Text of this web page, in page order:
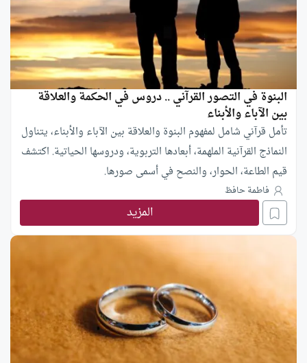
البنوة في التصور القرآني .. دروس في الحكمة والعلاقة
بين الآباء والأبناء
تأمل قرآني شامل لمفهوم البنوة والعلاقة بين الآباء والأبناء، يتناول
النماذج القرآنية الملهمة، أبعادها التربوية، ودروسها الحياتية. اكتشف
قيم الطاعة، الحوار، والنصح في أسمى صورها.
فاطمة حافظ
المزيد